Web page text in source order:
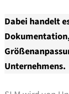
Dabei handelt
Unternehmens.